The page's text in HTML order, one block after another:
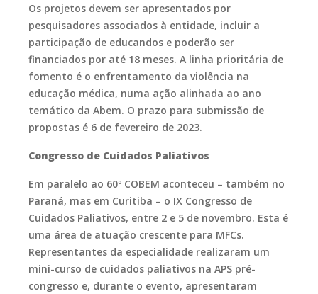
Os projetos devem ser apresentados por
pesquisadores associados à entidade, incluir a
participação de educandos e poderão ser
financiados por até 18 meses. A linha prioritária de
fomento é o enfrentamento da violência na
educação médica, numa ação alinhada ao ano
temático da Abem. O prazo para submissão de
propostas é 6 de fevereiro de 2023.
Congresso de Cuidados Paliativos
Em paralelo ao 60º COBEM aconteceu – também no
Paraná, mas em Curitiba – o IX Congresso de
Cuidados Paliativos, entre 2 e 5 de novembro. Esta é
uma área de atuação crescente para MFCs.
Representantes da especialidade realizaram um
mini-curso de cuidados paliativos na APS pré-
congresso e, durante o evento, apresentaram